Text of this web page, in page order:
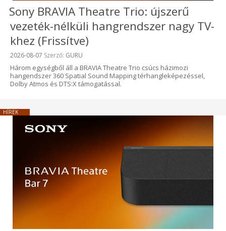
Sony BRAVIA Theatre Trio: újszerű
vezeték-nélküli hangrendszer nagy TV-
khez (Frissítve)
Beküldve:
2026-08-07 Szerző: GURU
Három egységből áll a BRAVIA Theatre Trio csúcs házimozi
hangendszer 360 Spatial Sound Mapping térhangleképezéssel,
Dolby Atmos és DTS:X támogatással.
HÍREK